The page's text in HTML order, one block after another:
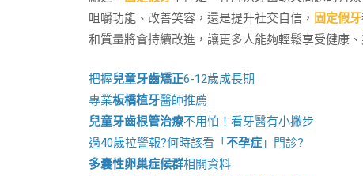
咀嚼功能、改善笑容，還是提升社交自信， 固定假牙
和質量將會持續改進，讓更多人能夠輕鬆享受健康、
把握兒童牙齒矯正6-12歲成長期
專業板橋植牙醫師推薦
兒童牙齒根管治療不用怕！看牙醫有小撇步
過40歲拉警報?何時該看「 不孕症 」門診?
多囊性卵巢症候群相關資料